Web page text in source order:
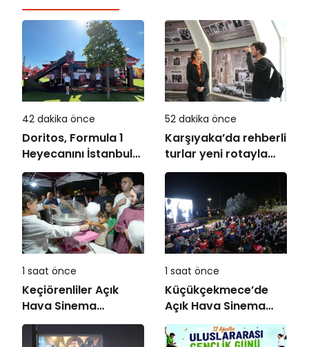
42 dakika önce
Doritos, Formula 1
Heyecanını İstanbul
Festivali’ne Taşıdı
52 dakika önce
Karşıyaka’da rehberli
turlar yeni rotayla
devam ediyor:
“Atatürk’ün
Adımlarıyla
Karşıyaka”
1 saat önce
Keçiörenliler Açık
Hava Sinema
Günleri’nde Buluştu
1 saat önce
Küçükçekmece’de
Açık Hava Sinema
Günleri “Neşeli
Günler” ile Başladı